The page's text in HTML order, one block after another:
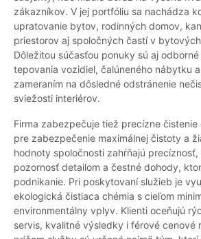
zákazníkov. V jej portfóliu sa nachádza
upratovanie bytov, rodinných domov,
priestorov aj spoločných častí v
Dôležitou súčasťou ponuky sú aj
tepovania vozidiel, čalúneného nábytku
zameraním na dôsledné odstránenie
sviežosti interiérov.
Firma zabezpečuje tiež precízne
pre zabezpečenie maximálnej čistoty a
hodnoty spoločnosti zahŕňajú precíznosť,
pozornosť detailom a čestné dohody,
podnikanie. Pri poskytovaní služieb je
ekologická čistiaca chémia s cieľom
environmentálny vplyv. Klienti oceňujú
servis, kvalitné výsledky i férové cenové